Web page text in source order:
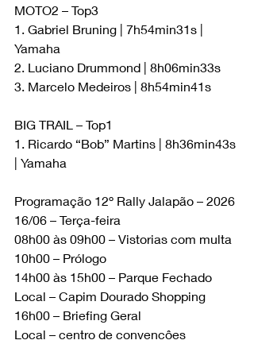
MOTO2 – Top3
1. Gabriel Bruning | 7h54min31s |
Yamaha
2. Luciano Drummond | 8h06min33s
3. Marcelo Medeiros | 8h54min41s
BIG TRAIL – Top1
1. Ricardo “Bob” Martins | 8h36min43s
| Yamaha
Programação 12º Rally Jalapão – 2026
16/06 – Terça-feira
08h00 às 09h00 – Vistorias com multa
10h00 – Prólogo
14h00 às 15h00 – Parque Fechado
Local – Capim Dourado Shopping
16h00 – Briefing Geral
Local – centro de convencôes